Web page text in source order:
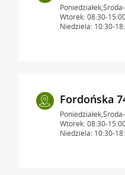
Wtorek: 08:30-
Niedziela: 10:30-
Fordońska
Wtorek: 08:30-
Niedziela: 10:30-